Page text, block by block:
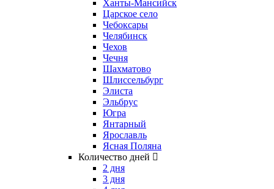
Ханты-Мансийск
Царское село
Чебоксары
Челябинск
Чехов
Чечня
Шахматово
Шлиссельбург
Элиста
Эльбрус
Югра
Янтарный
Ярославль
Ясная Поляна
Количество дней
2 дня
3 дня